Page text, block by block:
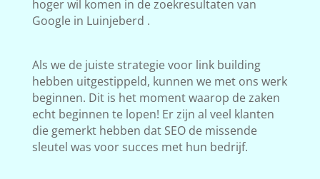
hoger wil komen in de zoekresultaten van
Google in Luinjeberd .
Als we de juiste strategie voor link building
hebben uitgestippeld, kunnen we met ons werk
beginnen. Dit is het moment waarop de zaken
echt beginnen te lopen! Er zijn al veel klanten
die gemerkt hebben dat SEO de missende
sleutel was voor succes met hun bedrijf.